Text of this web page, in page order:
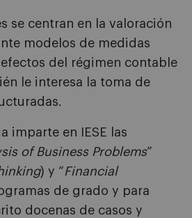
se centran en la valoración
modelos de medidas
del régimen contable
le interesa la toma de
imparte en IESE las
of Business Problems”
) y “Financial
de grado y para
docenas de casos y